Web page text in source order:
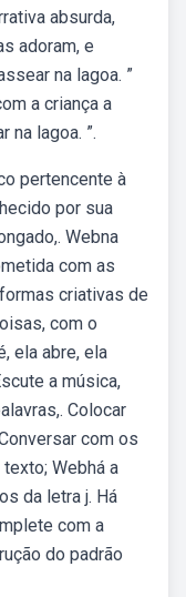
absurda,
adoram, e
na lagoa. ”
a criança a
na lagoa. ”.
pertencente à
por sua
Webna
com as
criativas de
com o
ela abre, ela
a música,
Colocar
com os
Webhá a
da letra j. Há
com a
do padrão